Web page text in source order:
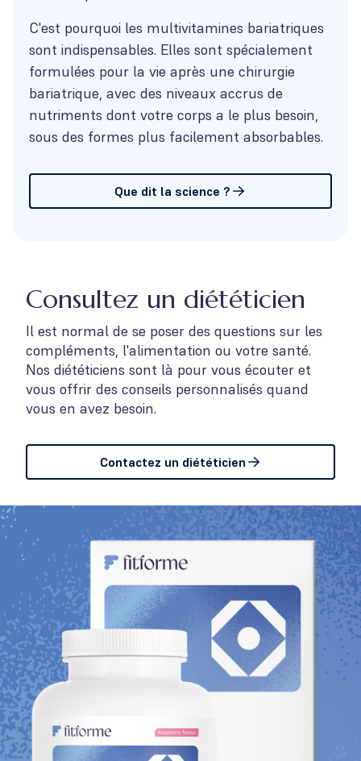
C'est pourquoi les multivitamines bariatriques
sont indispensables. Elles sont spécialement
formulées pour la vie après une chirurgie
bariatrique, avec des niveaux accrus de
nutriments dont votre corps a le plus besoin,
sous des formes plus facilement absorbables.
Que dit la science ?
Consultez un diététicien
Il est normal de se poser des questions sur les
compléments, l'alimentation ou votre santé.
Nos diététiciens sont là pour vous écouter et
vous offrir des conseils personnalisés quand
vous en avez besoin.
Contactez un diététicien